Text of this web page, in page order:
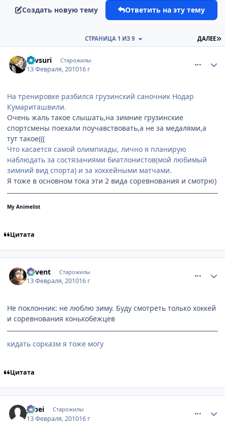
Создать новую тему Ответить на эту тему
ДАЛЕЕ
СТРАНИЦА 1 ИЗ 9
xevsuri Старожилы
13 Февраля, 201016 г
На тренировке разбился грузинский саночник Нодар
Кумариташвили.
Очень жаль такое слышать,на зимние грузинские
спортсмены поехали поучавствовать,а не за медалями,а
тут такое(((
Что касается самой олимпиады, лично я планирую
наблюдать за состязаниями биатлонистов(мой любимый
зимний вид спорта) и за хоккейными матчами.
Я тоже в основном тока эти 2 вида соревнования и смотрю)
My Animelist
Цитата
Sovent Старожилы
13 Февраля, 201016 г
Не поклонник: не люблю зиму. Буду смотреть только хоккей
и соревнования конькобежцев
кидать сорказм я тоже могу
Цитата
Jubei Старожилы
13 Февраля, 201016 г